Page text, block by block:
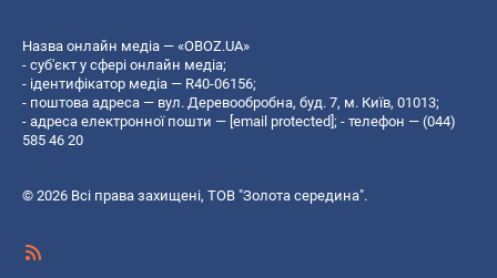
Назва онлайн медіа — «OBOZ.UA»
- суб'єкт у сфері онлайн медіа;
- ідентифікатор медіа — R40-06156;
- поштова адреса — вул. Деревообробна, буд. 7, м. Київ, 01013;
- адреса електронної пошти — [email protected] ; - телефон — (044)
585 46 20
© 2026 Всі права захищені, ТОВ "Золота середина".